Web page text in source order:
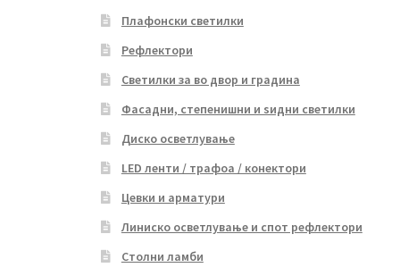
Плафонски светилки
Рефлектори
Светилки за во двор и градина
Фасадни, степенишни и ѕидни светилки
Диско осветлување
LED ленти / трафоа / конектори
Цевки и арматури
Линиско осветлување и спот рефлектори
Столни ламби